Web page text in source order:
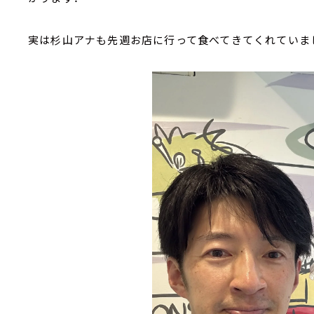
実は杉山アナも先週お店に行って食べてきてくれていま